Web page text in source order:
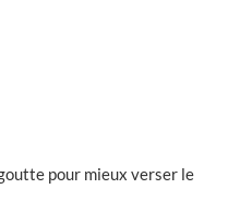
pour mieux verser le